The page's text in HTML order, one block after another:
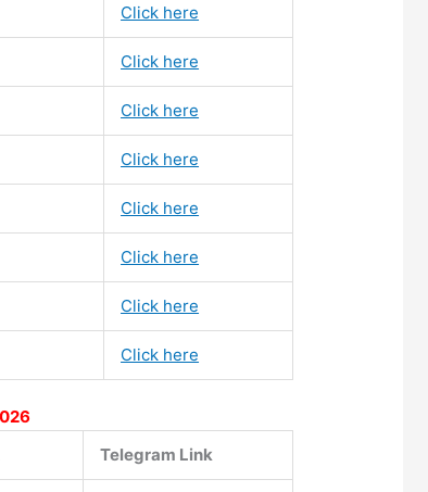
Click here
Click here
Click here
Click here
Click here
Click here
Click here
Click here
Telegram Link